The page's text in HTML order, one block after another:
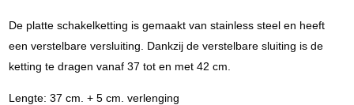
De platte schakelketting is gemaakt van stainless steel en heeft
een verstelbare versluiting. Dankzij de verstelbare sluiting is de
ketting te dragen vanaf 37 tot en met 42 cm.
Lengte: 37 cm. + 5 cm. verlenging